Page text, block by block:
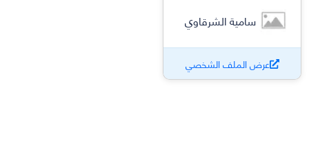
سامية الشرقاوي
عرض الملف الشخصي